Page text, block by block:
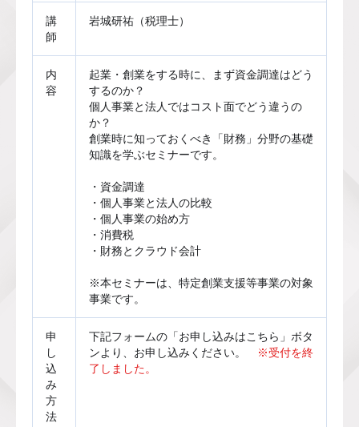
講
師
岩城研祐（税理士）
内
容
起業・創業をする時に、まず資金調達はどう
するのか？
個人事業と法人ではコスト面でどう違うの
か？
創業時に知っておくべき「財務」分野の基礎
知識を学ぶセミナーです。
・資金調達
・個人事業と法人の比較
・個人事業の始め方
・消費税
・財務とクラウド会計
※本セミナーは、特定創業支援等事業の対象
事業です。
申
し
込
み
方
法
下記フォームの「お申し込みはこちら」ボタ
ンより、お申し込みください。
※受付を終
了しました。